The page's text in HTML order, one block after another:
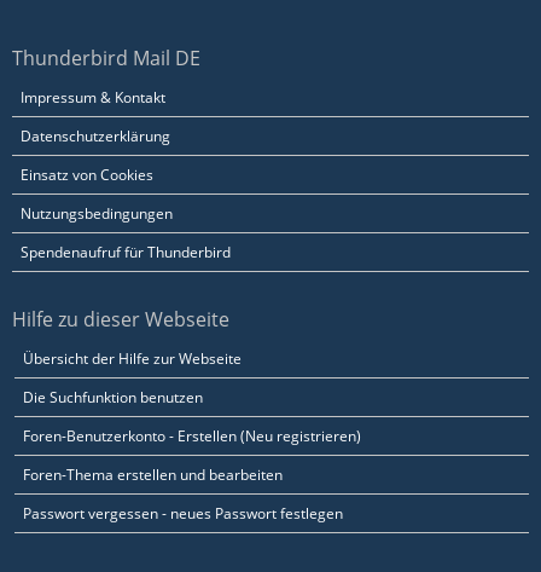
Thunderbird Mail DE
Impressum & Kontakt
Datenschutzerklärung
Einsatz von Cookies
Nutzungsbedingungen
Spendenaufruf für Thunderbird
Hilfe zu dieser Webseite
Übersicht der Hilfe zur Webseite
Die Suchfunktion benutzen
Foren-Benutzerkonto - Erstellen (Neu registrieren)
Foren-Thema erstellen und bearbeiten
Passwort vergessen - neues Passwort festlegen